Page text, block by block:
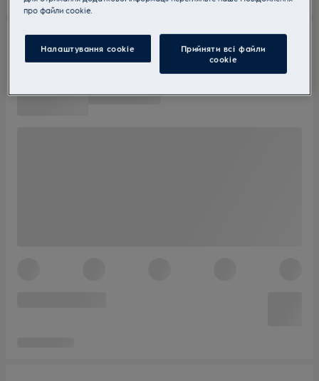
прo файли cookie.
Налаштування cookie
Прийняти всі файли
сookie